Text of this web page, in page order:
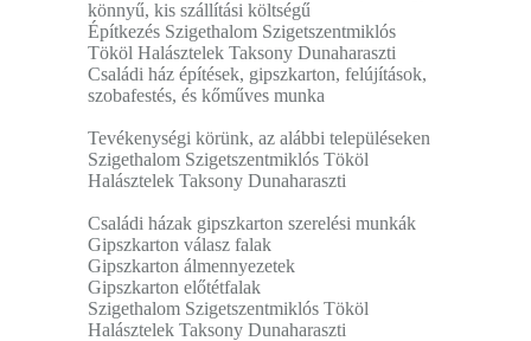
könnyű, kis szállítási költségű
Építkezés Szigethalom Szigetszentmiklós
Tököl Halásztelek Taksony Dunaharaszti
Családi ház építések, gipszkarton, felújítások,
szobafestés, és kőműves munka
Tevékenységi körünk, az alábbi településeken
Szigethalom Szigetszentmiklós Tököl
Halásztelek Taksony Dunaharaszti
Családi házak gipszkarton szerelési munkák
Gipszkarton válasz falak
Gipszkarton álmennyezetek
Gipszkarton előtétfalak
Szigethalom Szigetszentmiklós Tököl
Halásztelek Taksony Dunaharaszti